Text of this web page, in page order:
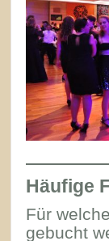
Häufige
Für
gebucht